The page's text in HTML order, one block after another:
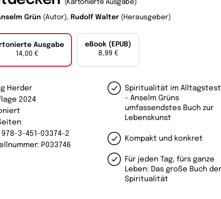
(Kartonierte Ausgabe)
Grün (Autor), Rudolf Walter (Herausgeber)
Ausgabe
14,00 €
eBook (EPUB)
8,99 €
Spiritualität im Alltagstest
- Anselm Grüns
umfassendstes Buch zur
Lebenskunst
Kompakt und konkret
Für jeden Tag, fürs ganze
Leben: Das große Buch
Spiritualität
Herder
2024
978-3-451-03374-2
P033746